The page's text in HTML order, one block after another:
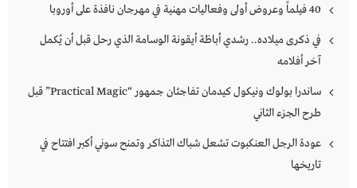
40 فيلماً وعروض أولى وفعاليات مهنية في مهرجان نافذة على أوروبا
في ذكرى ميلاده.. رشدي أباظة أيقونة الوسامة الذي رحل قبل أن يُكمل
آخر أفلامه
ساندرا بولوك ونيكول كيدمان تفاجئان جمهور “Practical Magic” قبل
طرح الجزء الثاني
عودة الرجل العنكبوت تشعل شباك التذاكر وتمنح سوني أكبر افتتاح في
تاريخها